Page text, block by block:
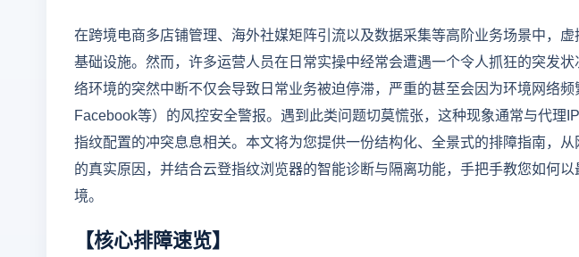
在跨境电商多店铺管理、海外社媒矩阵引流以及数据采集等高阶业务场景中，
基础设施。然而，许多运营人员在日常实操中经常会遭遇一个令人抓狂的突发状
络环境的突然中断不仅会导致日常业务被迫停滞，严重的甚至会因为环境网络频
Facebook等）的风控安全警报。遇到此类问题切莫慌张，这种现象通常与代理
指纹配置的冲突息息相关。本文将为您提供一份结构化、全景式的排障指南，
的真实原因，并结合云登指纹浏览器的智能诊断与隔离功能，手把手教您如何
境。
【核心排障速览】